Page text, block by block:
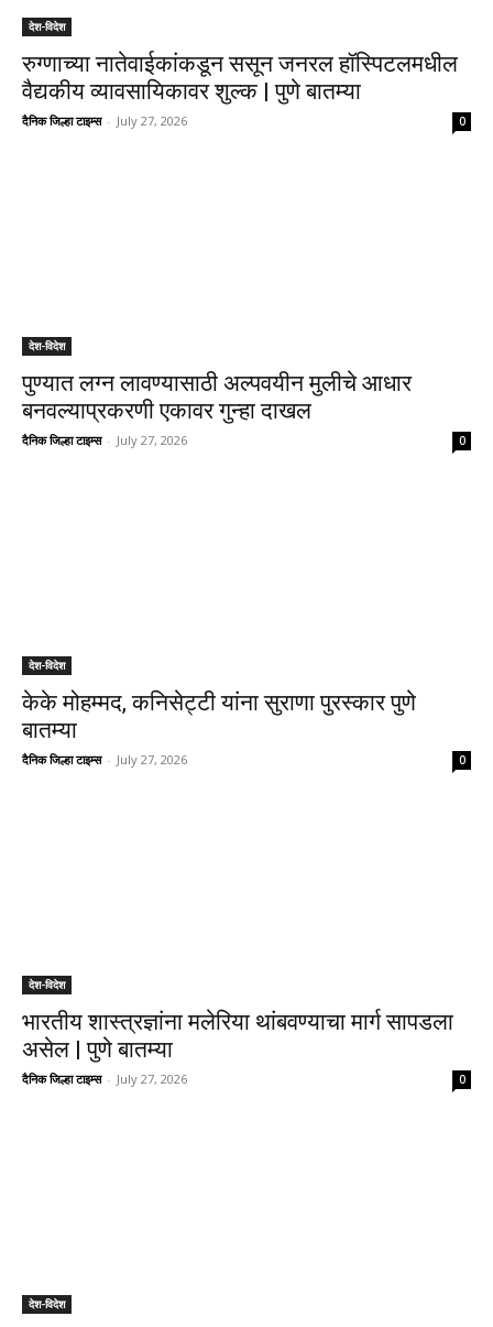
देश-विदेश
रुग्णाच्या नातेवाईकांकडून ससून जनरल हॉस्पिटलमधील
वैद्यकीय व्यावसायिकावर शुल्क | पुणे बातम्या
दैनिक जिल्हा टाइम्स - July 27, 2026 0
देश-विदेश
पुण्यात लग्न लावण्यासाठी अल्पवयीन मुलीचे आधार
बनवल्याप्रकरणी एकावर गुन्हा दाखल
दैनिक जिल्हा टाइम्स - July 27, 2026 0
देश-विदेश
केके मोहम्मद, कनिसेट्टी यांना सुराणा पुरस्कार पुणे
बातम्या
दैनिक जिल्हा टाइम्स - July 27, 2026 0
देश-विदेश
भारतीय शास्त्रज्ञांना मलेरिया थांबवण्याचा मार्ग सापडला
असेल | पुणे बातम्या
दैनिक जिल्हा टाइम्स - July 27, 2026 0
देश-विदेश